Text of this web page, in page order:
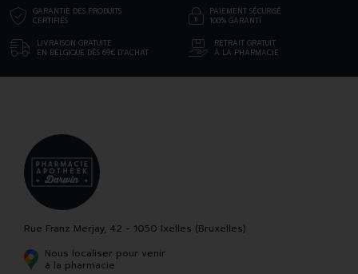
GARANTIE DES PRODUITS
CERTIFIÉS
PAIEMENT SÉCURISÉ
100% GARANTI
LIVRAISON GRATUITE
EN BELGIQUE DÈS 69€ D’ACHAT
RETRAIT GRATUIT
À LA PHARMACIE
Rue Franz Merjay, 42 - 1050 Ixelles (Bruxelles)
Nous localiser pour venir
à la pharmacie